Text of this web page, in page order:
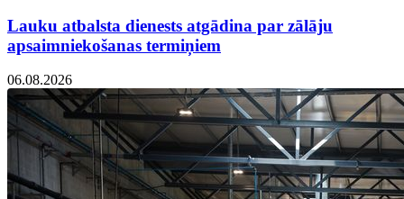
Lauku atbalsta dienests atgādina par zālāju
apsaimniekošanas termiņiem
06.08.2026